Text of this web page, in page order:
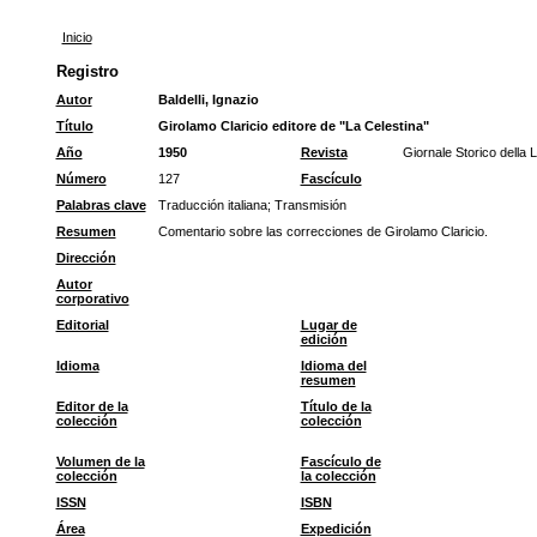
Inicio
Registro
Autor
Baldelli, Ignazio
Título
Girolamo Claricio editore de "La Celestina"
Año
1950 Revista Giornale Storico della
Número
127 Fascículo
Palabras clave
Traducción italiana; Transmisión
Resumen
Comentario sobre las correcciones de Girolamo Claricio.
Dirección
Autor
corporativo
Editorial
Lugar de
edición
Idioma
Idioma del
resumen
Editor de la
colección
Título de la
colección
Volumen de la
colección
Fascículo de
la colección
ISSN ISBN
Área
Expedición